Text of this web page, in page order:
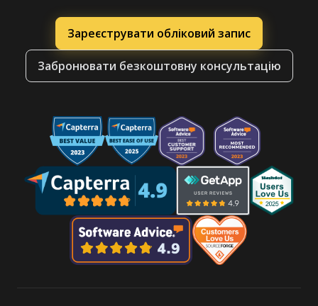
Зареєструвати обліковий запис
Забронювати безкоштовну консультацію